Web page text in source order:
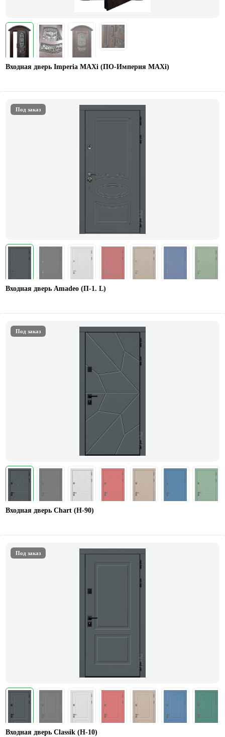
Входная дверь Imperia MAXi (ПО-Империя MAXi)
Под заказ
Входная дверь Amadeo (П-1. L)
Под заказ
Входная дверь Chart (Н-90)
Под заказ
Входная дверь Classik (Н-10)